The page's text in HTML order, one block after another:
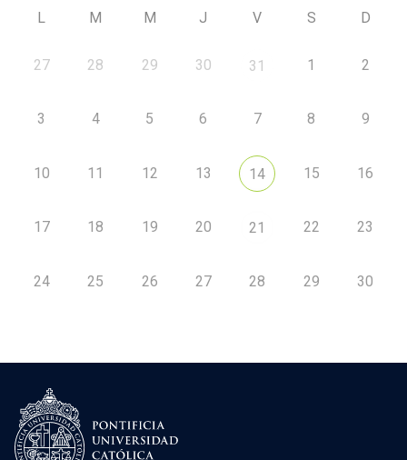
L M M J V S D
27 28 29 30 31 1 2
3 4 5 6 7 8 9
10 11 12 13 14 15 16
17 18 19 20 21 22 23
24 25 26 27 28 29 30